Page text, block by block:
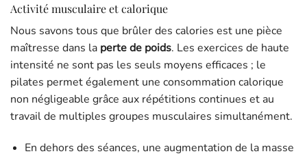
Activité musculaire et calorique
Nous savons tous que brûler des calories est une pièce
maîtresse dans la perte de poids. Les exercices de haute
intensité ne sont pas les seuls moyens efficaces ; le
pilates permet également une consommation calorique
non négligeable grâce aux répétitions continues et au
travail de multiples groupes musculaires simultanément.
En dehors des séances, une augmentation de la masse